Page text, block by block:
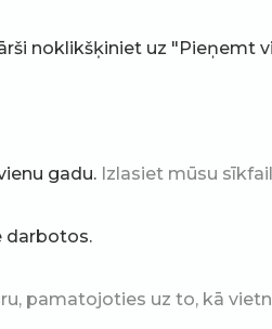
noklikšķiniet uz "Pieņemt
gadu. Izlasiet mūsu
darbotos.
pamatojoties uz to, kā